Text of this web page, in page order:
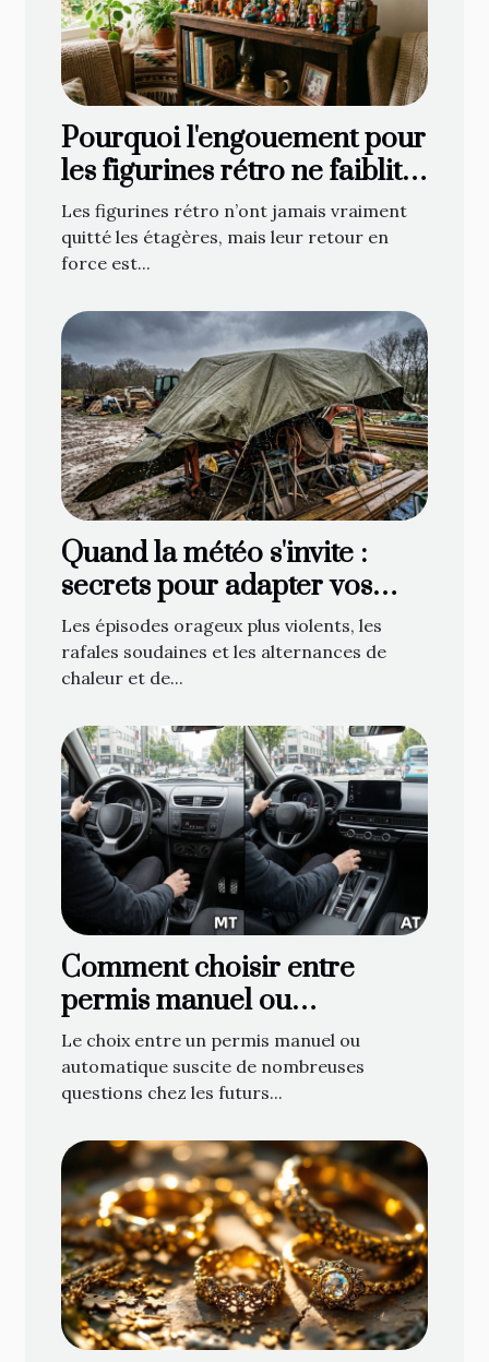
Pourquoi l'engouement pour
les figurines rétro ne faiblit
jamais
Les figurines rétro n’ont jamais vraiment
quitté les étagères, mais leur retour en
force est...
Quand la météo s'invite :
secrets pour adapter vos
bâches face aux caprices du
temps
Les épisodes orageux plus violents, les
rafales soudaines et les alternances de
chaleur et de...
Comment choisir entre
permis manuel ou
automatique ?
Le choix entre un permis manuel ou
automatique suscite de nombreuses
questions chez les futurs...